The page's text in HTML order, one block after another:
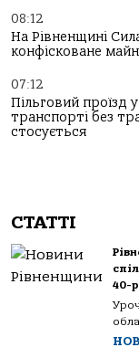
08:12
На Рівненщині
конфісковане
07:12
Пільговий проїзд
транспорті без
стосується
СТАТТІ
40-